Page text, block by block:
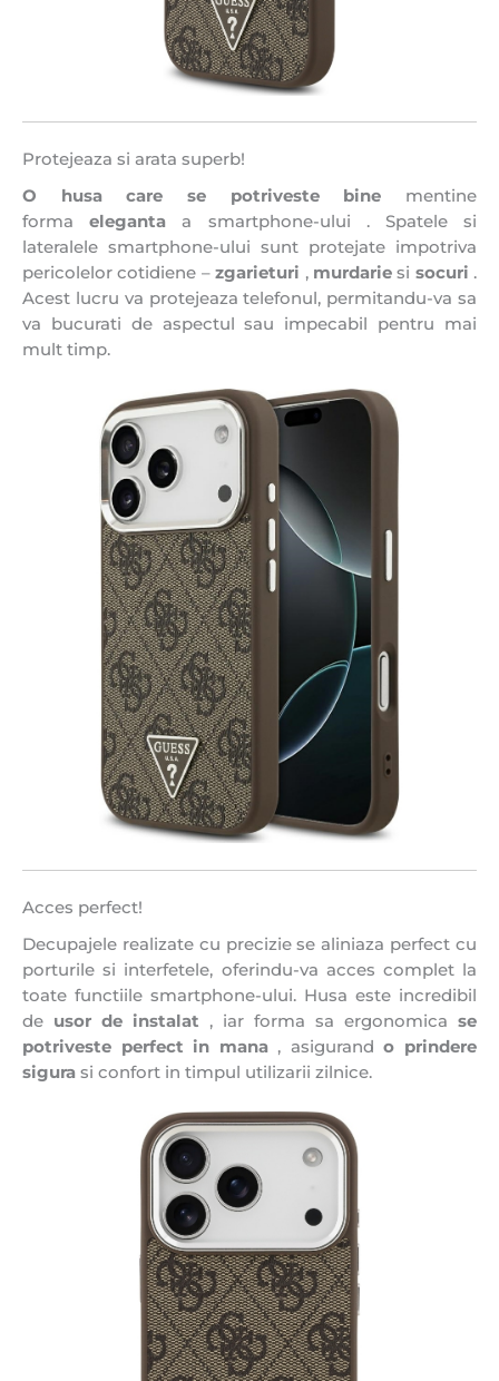
Protejeaza si arata superb!
O husa care se potriveste bine mentine
formaeleganta a smartphone-ului . Spatele si
lateralele smartphone-ului sunt protejate impotriva
pericolelor cotidiene –zgarieturi , murdariesi socuri .
Acest lucru va protejeaza telefonul, permitandu-va sa
va bucurati de aspectul sau impecabil pentru mai
mult timp.
Acces perfect!
Decupajele realizate cu precizie se aliniaza perfect cu
porturile si interfetele, oferindu-va acces complet la
toate functiile smartphone-ului. Husa este incredibil
de usor de instalat , iar forma sa ergonomica se
potriveste perfect in mana, asigurando prindere
sigura si confort in timpul utilizarii zilnice.